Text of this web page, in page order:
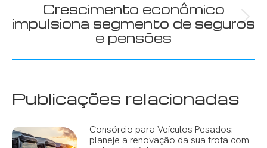
Próximo
post:
Crescimento econômico
impulsiona segmento de seguros
e pensões
Publicações relacionadas
Consórcio para Veículos Pesados:
planeje a renovação da sua frota com